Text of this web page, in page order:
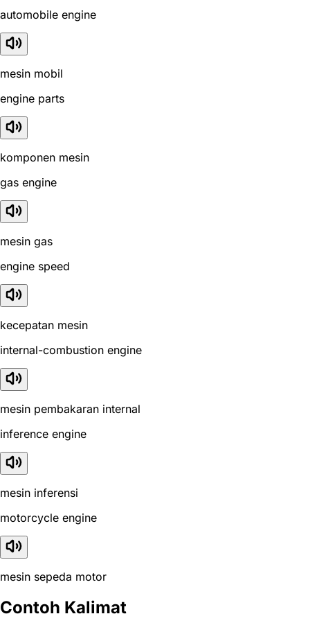
automobile engine
mesin mobil
engine parts
komponen mesin
gas engine
mesin gas
engine speed
kecepatan mesin
internal-combustion engine
mesin pembakaran internal
inference engine
mesin inferensi
motorcycle engine
mesin sepeda motor
Contoh Kalimat